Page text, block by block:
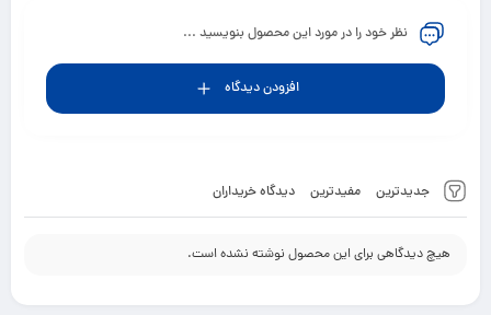
جدیدترین مفیدترین دیدگاه خریداران
هیچ دیدگاهی برای این محصول نوشته نشده است.
نظر خود را در مورد این محصول بنویسید ...
افزودن دیدگاه